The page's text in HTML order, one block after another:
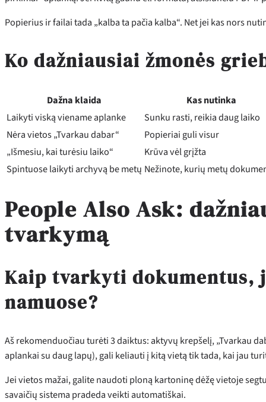
Popierius ir failai tada „kalba ta pačia kalba“. Net jei kas nors
Ko dažniausiai žmonės
Dažna klaida
Kas nutinka
Laikyti viską viename aplanke
Sunku rasti, reikia daug laiko
Nėra vietos „Tvarkau dabar“
Popieriai guli visur
„Išmesiu, kai turėsiu laiko“
Krūva vėl grįžta
Spintuose laikyti archyvą be metų Nežinote, kurių metų
People Also Ask:
tvarkymą
Kaip tvarkyti dokumentus,
namuose?
Aš rekomenduočiau turėti 3 daiktus: aktyvų krepšelį, „Tvarkau
aplankai su daug lapų), gali keliauti į kitą vietą tik tada, kai jau
Jei vietos mažai, galite naudoti ploną kartoninę dėžę vietoje
savaičių sistema pradeda veikti automatiškai.